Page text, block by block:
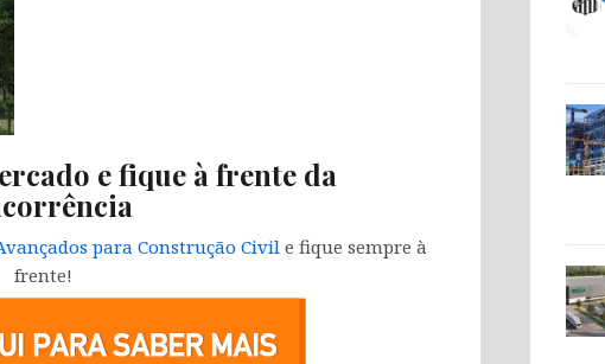
e fique à frente da
para Construção Civil e fique sempre à
frente!